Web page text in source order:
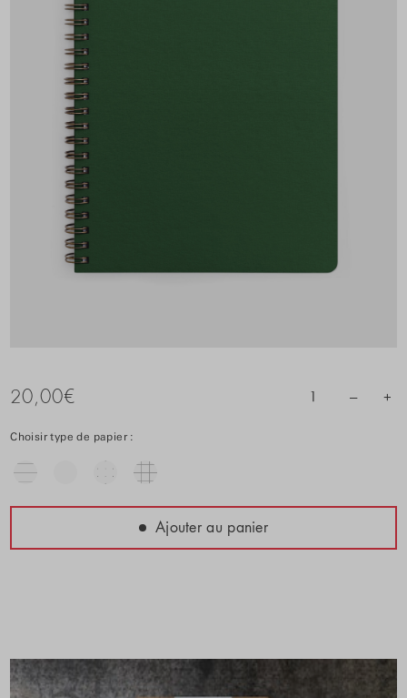
20,00€ 1 – +
Choisir type de papier :
Ajouter au panier